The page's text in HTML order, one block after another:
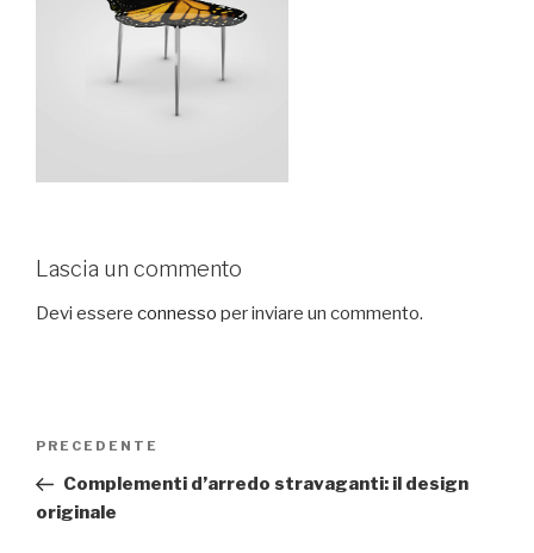
Lascia un commento
Devi essere connesso per inviare un commento.
Navigazione
Articolo
precedente:
PRECEDENTE
Complementi d’arredo stravaganti: il design
originale